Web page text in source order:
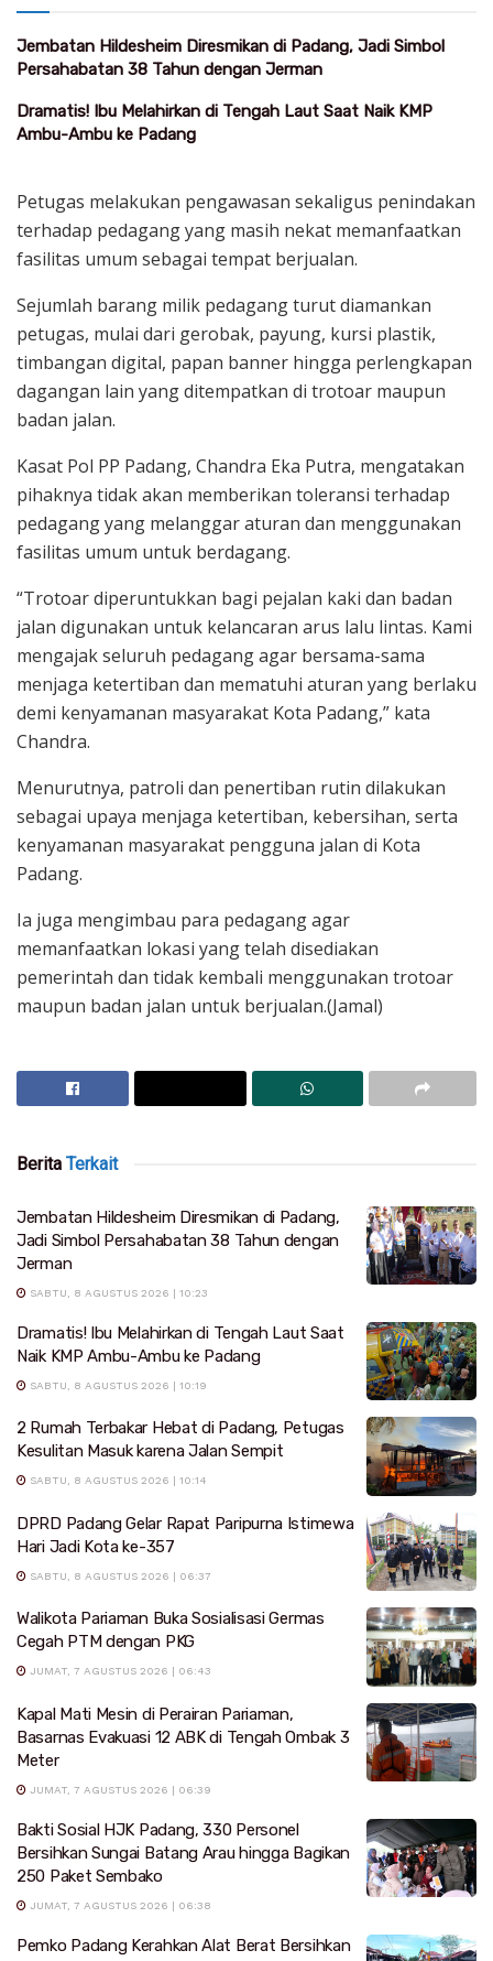
Jembatan Hildesheim Diresmikan di Padang, Jadi Simbol
Persahabatan 38 Tahun dengan Jerman
Dramatis! Ibu Melahirkan di Tengah Laut Saat Naik KMP
Ambu-Ambu ke Padang
Petugas melakukan pengawasan sekaligus penindakan
terhadap pedagang yang masih nekat memanfaatkan
fasilitas umum sebagai tempat berjualan.
Sejumlah barang milik pedagang turut diamankan
petugas, mulai dari gerobak, payung, kursi plastik,
timbangan digital, papan banner hingga perlengkapan
dagangan lain yang ditempatkan di trotoar maupun
badan jalan.
Kasat Pol PP Padang, Chandra Eka Putra, mengatakan
pihaknya tidak akan memberikan toleransi terhadap
pedagang yang melanggar aturan dan menggunakan
fasilitas umum untuk berdagang.
“Trotoar diperuntukkan bagi pejalan kaki dan badan
jalan digunakan untuk kelancaran arus lalu lintas. Kami
mengajak seluruh pedagang agar bersama-sama
menjaga ketertiban dan mematuhi aturan yang berlaku
demi kenyamanan masyarakat Kota Padang,” kata
Chandra.
Menurutnya, patroli dan penertiban rutin dilakukan
sebagai upaya menjaga ketertiban, kebersihan, serta
kenyamanan masyarakat pengguna jalan di Kota
Padang.
Ia juga mengimbau para pedagang agar
memanfaatkan lokasi yang telah disediakan
pemerintah dan tidak kembali menggunakan trotoar
maupun badan jalan untuk berjualan.(Jamal)
Berita Terkait
Jembatan Hildesheim Diresmikan di Padang,
Jadi Simbol Persahabatan 38 Tahun dengan
Jerman
SABTU, 8 AGUSTUS 2026 | 10:23
Dramatis! Ibu Melahirkan di Tengah Laut Saat
Naik KMP Ambu-Ambu ke Padang
SABTU, 8 AGUSTUS 2026 | 10:19
2 Rumah Terbakar Hebat di Padang, Petugas
Kesulitan Masuk karena Jalan Sempit
SABTU, 8 AGUSTUS 2026 | 10:14
DPRD Padang Gelar Rapat Paripurna Istimewa
Hari Jadi Kota ke-357
SABTU, 8 AGUSTUS 2026 | 06:37
Walikota Pariaman Buka Sosialisasi Germas
Cegah PTM dengan PKG
JUMAT, 7 AGUSTUS 2026 | 06:43
Kapal Mati Mesin di Perairan Pariaman,
Basarnas Evakuasi 12 ABK di Tengah Ombak 3
Meter
JUMAT, 7 AGUSTUS 2026 | 06:39
Bakti Sosial HJK Padang, 330 Personel
Bersihkan Sungai Batang Arau hingga Bagikan
250 Paket Sembako
JUMAT, 7 AGUSTUS 2026 | 06:38
Pemko Padang Kerahkan Alat Berat Bersihkan